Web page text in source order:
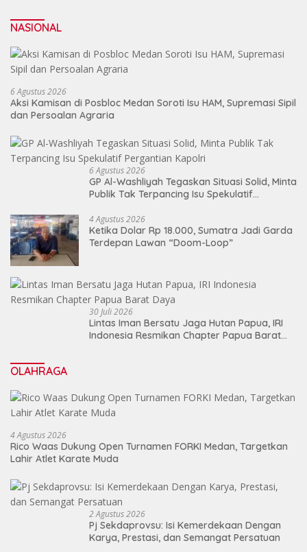
NASIONAL
6 Agustus 2026
Aksi Kamisan di Posbloc Medan Soroti Isu HAM, Supremasi Sipil
dan Persoalan Agraria
6 Agustus 2026
GP Al-Washliyah Tegaskan Situasi Solid, Minta
Publik Tak Terpancing Isu Spekulatif
4 Agustus 2026
Ketika Dolar Rp 18.000, Sumatra Jadi Garda
Terdepan Lawan “Doom-Loop”
30 Juli 2026
Lintas Iman Bersatu Jaga Hutan Papua, IRI
Indonesia Resmikan Chapter Papua Barat
OLAHRAGA
4 Agustus 2026
Rico Waas Dukung Open Turnamen FORKI Medan, Targetkan
Lahir Atlet Karate Muda
2 Agustus 2026
Pj Sekdaprovsu: Isi Kemerdekaan Dengan
Karya, Prestasi, dan Semangat Persatuan